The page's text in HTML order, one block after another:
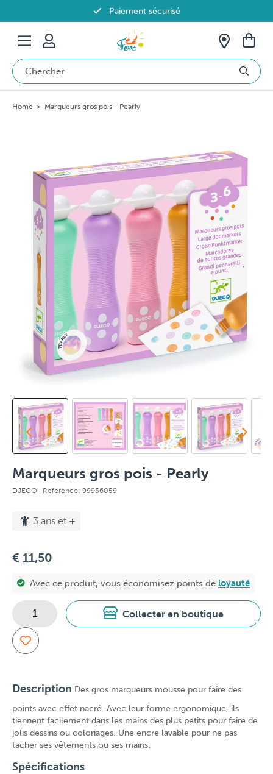
Paiement sécurisé
Livraison offerte dès 69€ en Belgique
Home > Marqueurs gros pois - Pearly
Marqueurs gros pois - Pearly
DJECO | Référence: 99936059
3 ans et +
€ 11,50
Avec ce produit, vous économisez points de loyauté
Collecter en boutique
Description Des gros marqueurs mousse pour faire des
points avec effet nacré. Avec leur forme ergonomique, ils
tiennent facilement dans les mains des plus petits pour faire de
jolis dessins ou coloriages. Une encre lavable pour ne pas
tacher ses vêtements ou ses mains.
Spécifications